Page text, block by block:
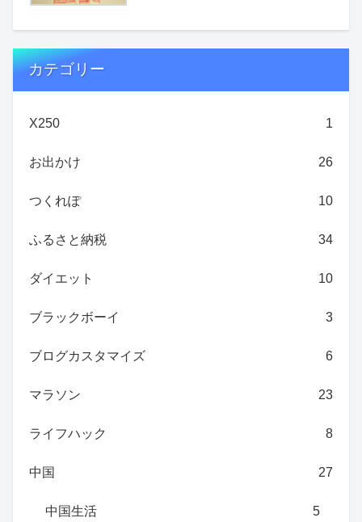
カテゴリー
X250 1
お出かけ 26
つくれぽ 10
ふるさと納税 34
ダイエット 10
ブラックボーイ 3
ブログカスタマイズ 6
マラソン 23
ライフハック 8
中国 27
中国生活 5